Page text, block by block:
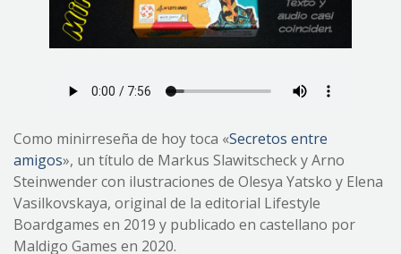
Como minirreseña de hoy toca «Secretos entre
amigos», un título de Markus Slawitscheck y Arno
Steinwender con ilustraciones de Olesya Yatsko y Elena
Vasilkovskaya, original de la editorial Lifestyle
Boardgames en 2019 y publicado en castellano por
Maldigo Games en 2020.